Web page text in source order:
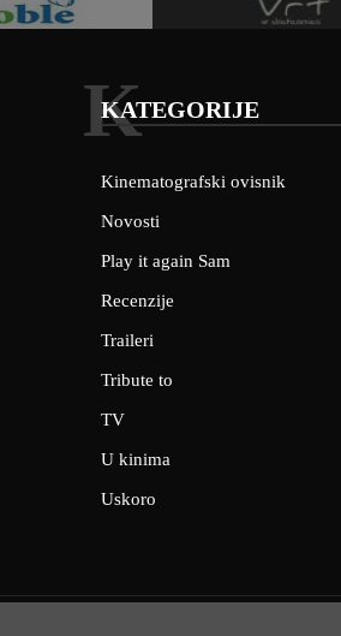
KATEGORIJE
K
Kinematografski ovisnik
Novosti
Play it again Sam
Recenzije
Traileri
Tribute to
TV
U kinima
Uskoro